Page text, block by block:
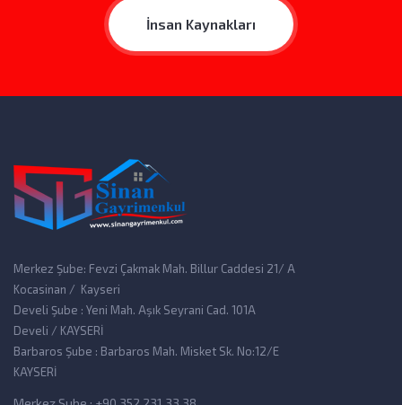
İnsan Kaynakları
Merkez Şube: Fevzi Çakmak Mah. Billur Caddesi 21/ A
Kocasinan / Kayseri
Develi Şube : Yeni Mah. Aşık Seyrani Cad. 101A
Develi / KAYSERİ
Barbaros Şube : Barbaros Mah. Misket Sk. No:12/E
KAYSERİ